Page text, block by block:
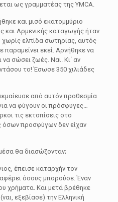
ως γραμματέας της YMCA.
και μισό εκατομμύριο
και Αρμενικής καταγωγής ήταν
χωρίς ελπίδα σωτηρίας, αυτός
παραμείνει εκεί. Αρνήθηκε να
σώσει ζωές. Ναι. Κι΄ αν
το! Έσωσε 350 χιλιάδες
από αυτόν προθεσμία
να φύγουν οι πρόσφυγες…
τις εκτοπίσεις στο
όσων προσφύγων δεν είχαν
θα διασώζονταν;
έπεισε καταρχήν τον
όσους μπορούσε. Έναν
χρήματα. Και μετά βρέθηκε
εξεβίασε) την Ελληνική